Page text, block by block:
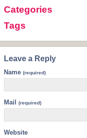
Categories
Tags
Leave a Reply
Name (required)
Mail (required)
Website